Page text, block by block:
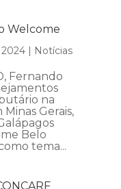
Welcome
2024| Notícias
Fernando
na
Gerais,
Belo
tema...